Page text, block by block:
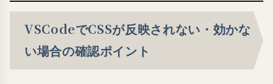
VSCodeでCSSが反映されない・効かな
い場合の確認ポイント